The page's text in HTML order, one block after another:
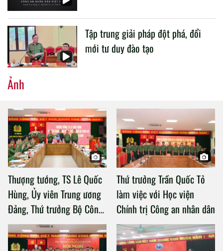
Tập trung giải pháp đột phá, đổi
mới tư duy đào tạo
Ảnh
Thượng tướng, TS Lê Quốc
Hùng, Ủy viên Trung ương
Đảng, Thứ trưởng Bộ Công
an làm việc với Học viện
Chính trị Công an nhân dân
Thứ trưởng Trần Quốc Tỏ
làm việc với Học viện
Chính trị Công an nhân dân